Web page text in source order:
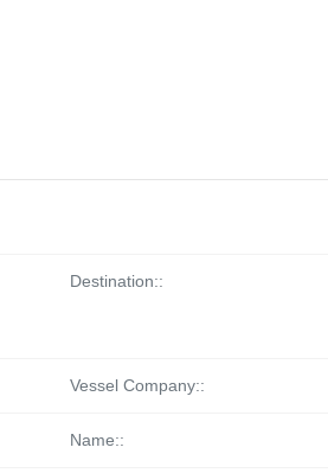
Destination::
Vessel Company::
Name::